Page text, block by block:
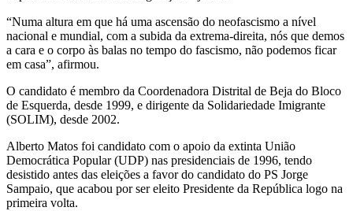
“Numa altura em que há uma ascensão do neofascismo a nível
nacional e mundial, com a subida da extrema-direita, nós que demos
a cara e o corpo às balas no tempo do fascismo, não podemos ficar
em casa”, afirmou.
O candidato é membro da Coordenadora Distrital de Beja do Bloco
de Esquerda, desde 1999, e dirigente da Solidariedade Imigrante
(SOLIM), desde 2002.
Alberto Matos foi candidato com o apoio da extinta União
Democrática Popular (UDP) nas presidenciais de 1996, tendo
desistido antes das eleições a favor do candidato do PS Jorge
Sampaio, que acabou por ser eleito Presidente da República logo na
primeira volta.